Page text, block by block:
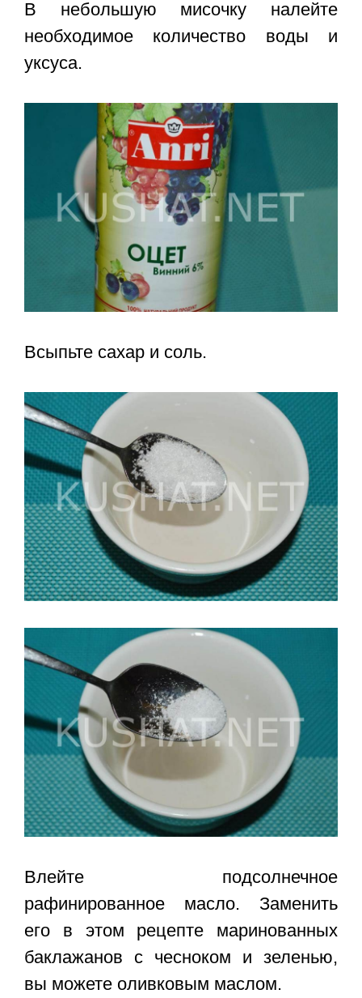
В небольшую мисочку налейте
необходимое количество воды и
уксуса.
Всыпьте сахар и соль.
Влейте подсолнечное
рафинированное масло. Заменить
его в этом рецепте маринованных
баклажанов с чесноком и зеленью,
вы можете оливковым маслом.